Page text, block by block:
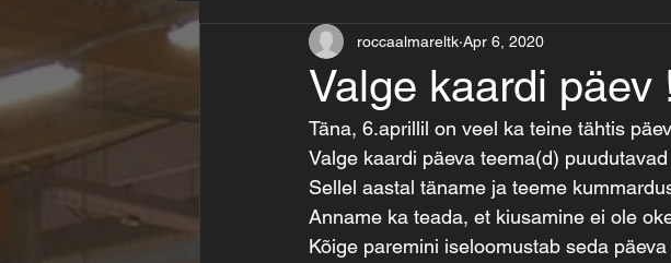
Valge kaardi päev
roccaalmareltk Apr 6, 2020
Täna, 6.aprillil on veel ka teine tähtis
Valge kaardi päeva teema(d)
Sellel aastal täname ja teeme
Anname ka teada, et kiusamine ei ole
Kõige paremini iseloomustab seda